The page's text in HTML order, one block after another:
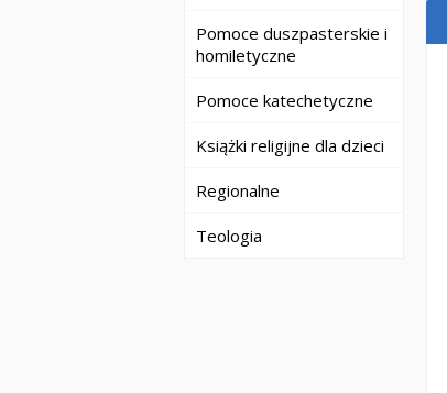
Pomoce duszpasterskie i
homiletyczne
Pomoce katechetyczne
Książki religijne dla dzieci
Regionalne
Teologia